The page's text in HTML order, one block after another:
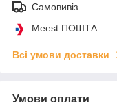
Самовивіз
Meest ПОШТА
Всі умови доставки
Умови оплати